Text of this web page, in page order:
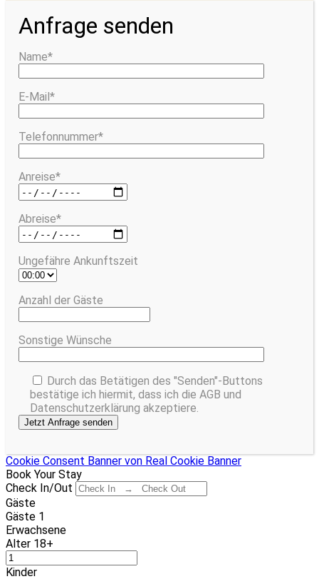
Anfrage senden
Name*
E-Mail*
Telefonnummer*
Anreise*
Abreise*
Ungefähre Ankunftszeit
Anzahl der Gäste
Sonstige Wünsche
Durch das Betätigen des "Senden"-Buttons
bestätige ich hiermit, dass ich die AGB und
Datenschutzerklärung akzeptiere.
Cookie Consent Banner von Real Cookie Banner
Book Your Stay
Check In/Out
Gäste
Gäste 1
Erwachsene
Alter 18+
Kinder